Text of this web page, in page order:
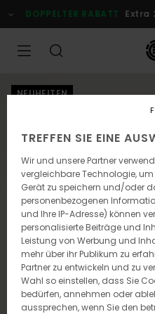
zur
Produktinformation
DOPPELTER RABATT Extra
NEUHEITEN
TREFFEN SIE EINE
Wir und unsere Partner
vergleichbare Technologie,
Gerät zu speichern und/oder
personenbezogenen
und Ihre IP-Adresse) können
personalisierte Beiträge und
Leistung von Werbung und
mehr über ihr Publikum zu
Partner zu entwickeln und zu
Wahl so einstellen, dass Sie
bedürfen, annehmen oder
aussprechen, wenn Sie den